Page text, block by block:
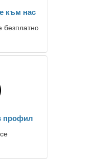
към нас
безплатно
профил